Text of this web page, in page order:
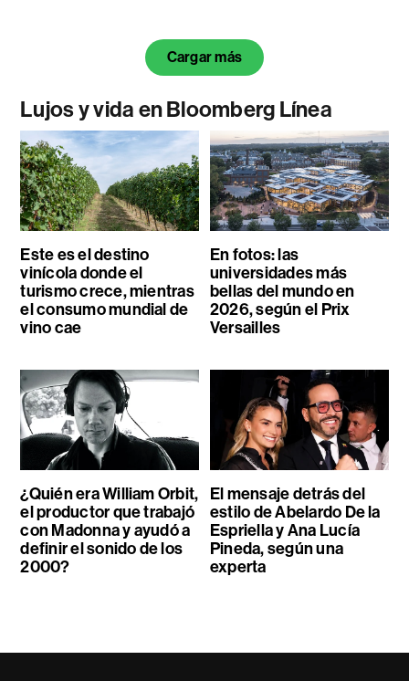
Cargar más
Lujos y vida en Bloomberg Línea
Este es el destino
vinícola donde el
turismo crece, mientras
el consumo mundial de
vino cae
En fotos: las
universidades más
bellas del mundo en
2026, según el Prix
Versailles
¿Quién era William Orbit,
el productor que trabajó
con Madonna y ayudó a
definir el sonido de los
2000?
El mensaje detrás del
estilo de Abelardo De la
Espriella y Ana Lucía
Pineda, según una
experta